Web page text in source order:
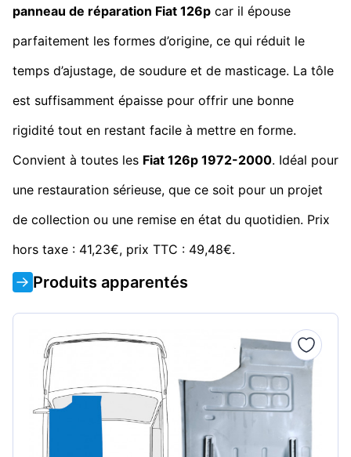
panneau de réparation Fiat 126p car il épouse
parfaitement les formes d’origine, ce qui réduit le
temps d’ajustage, de soudure et de masticage. La tôle
est suffisamment épaisse pour offrir une bonne
rigidité tout en restant facile à mettre en forme.
Convient à toutes les Fiat 126p 1972-2000. Idéal pour
une restauration sérieuse, que ce soit pour un projet
de collection ou une remise en état du quotidien. Prix
hors taxe : 41,23€, prix TTC : 49,48€.
Produits apparentés